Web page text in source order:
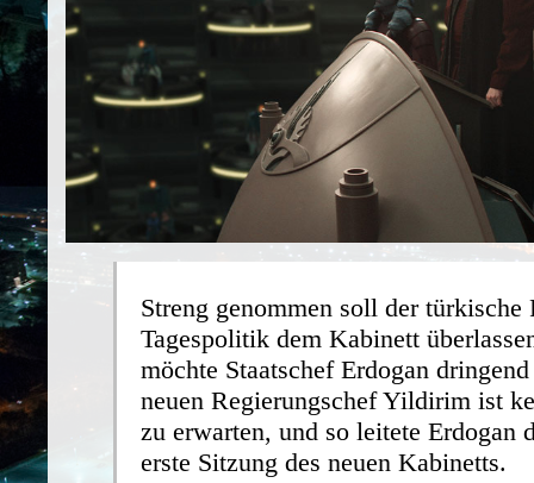
Streng genommen soll der türkische
Tagespolitik dem Kabinett
möchte Staatschef Erdogan
neuen Regierungschef Yildirim ist
zu erwarten, und so leitete Erdogan
erste Sitzung des neuen Kabinetts.